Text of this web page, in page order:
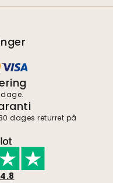
dages returret på
4.8